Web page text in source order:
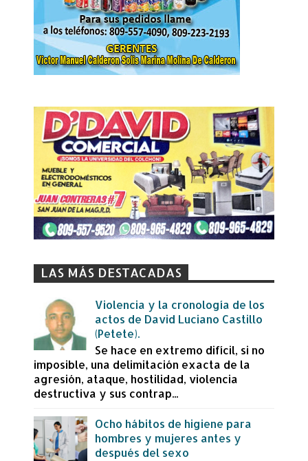
LAS MÁS DESTACADAS
Violencia y la cronología de los
actos de David Luciano Castillo
(Petete).
Se hace en extremo difícil, si no
imposible, una delimitación exacta de la
agresión, ataque, hostilidad, violencia
destructiva y sus contrap...
Ocho hábitos de higiene para
hombres y mujeres antes y
después del sexo